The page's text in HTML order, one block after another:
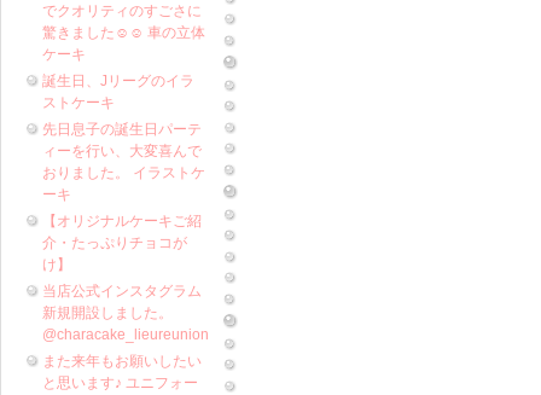
でクオリティのすごさに
驚きました☺️☺️ 車の立体
ケーキ
誕生日、Jリーグのイラ
ストケーキ
先日息子の誕生日パーテ
ィーを行い、大変喜んで
おりました。 イラストケ
ーキ
【オリジナルケーキご紹
介・たっぷりチョコが
け】
当店公式インスタグラム
新規開設しました。
@characake_lieureunion
また来年もお願いしたい
と思います♪ ユニフォー